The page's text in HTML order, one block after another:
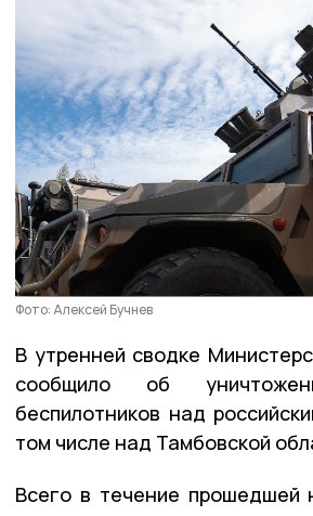
Фото: Алексей Бучнев
В утренней сводке
сообщило об
беспилотников над
том числе над Тамбовской
Всего в течение прошедшей